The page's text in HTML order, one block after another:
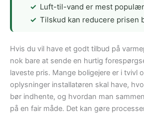
Luft-til-vand er mest
Tilskud kan reducere prisen
Hvis du vil have et godt tilbud på
nok bare at sende en hurtig
laveste pris. Mange boligejere er i tvivl
oplysninger installatøren skal have,
bør indhente, og hvordan man
på en fair måde. Det kan gøre